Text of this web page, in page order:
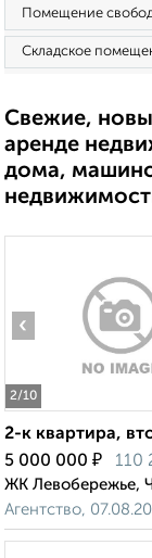
Помещение
Складское
Свежие,
аренде
дома,
2/10
‹
2-к квартира,
5 000 000 ₽ 110
ЖК Левобережье,
Агентство,